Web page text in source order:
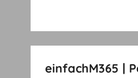
einfachM365 |